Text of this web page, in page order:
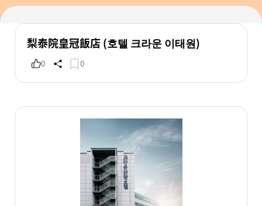
梨泰院皇冠飯店 (호텔 크라운 이태원)
0 0